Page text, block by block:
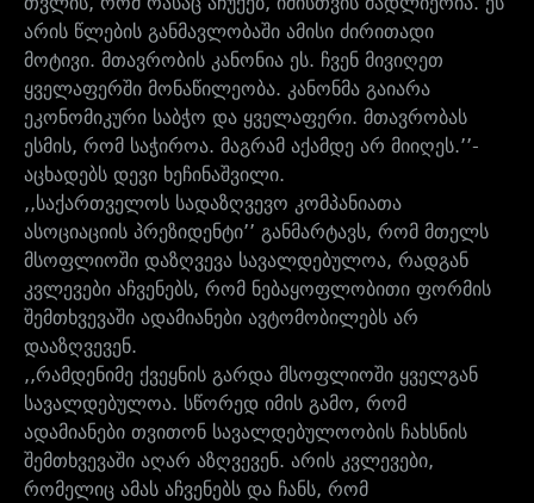
არის წლების განმავლობაში ამისი ძირითადი
მოტივი. მთავრობის კანონია ეს. ჩვენ მივიღეთ
ყველაფერში მონაწილეობა. კანონმა გაიარა
ეკონომიკური საბჭო და ყველაფერი. მთავრობას
ესმის, რომ საჭიროა. მაგრამ აქამდე არ მიიღეს.’’-
აცხადებს დევი ხეჩინაშვილი.
,,საქართველოს სადაზღვევო კომპანიათა
ასოციაციის პრეზიდენტი’’ განმარტავს, რომ მთელს
მსოფლიოში დაზღვევა სავალდებულოა, რადგან
კვლევები აჩვენებს, რომ ნებაყოფლობითი ფორმის
შემთხვევაში ადამიანები ავტომობილებს არ
დააზღვევენ.
,,რამდენიმე ქვეყნის გარდა მსოფლიოში ყველგან
სავალდებულოა. სწორედ იმის გამო, რომ
ადამიანები თვითონ სავალდებულოობის ჩახსნის
შემთხვევაში აღარ აზღვევენ. არის კვლევები,
რომელიც ამას აჩვენებს და ჩანს, რომ